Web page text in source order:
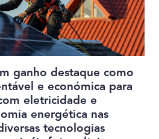
ganho destaque como
e económica para
eletricidade e
energética nas
tecnologias